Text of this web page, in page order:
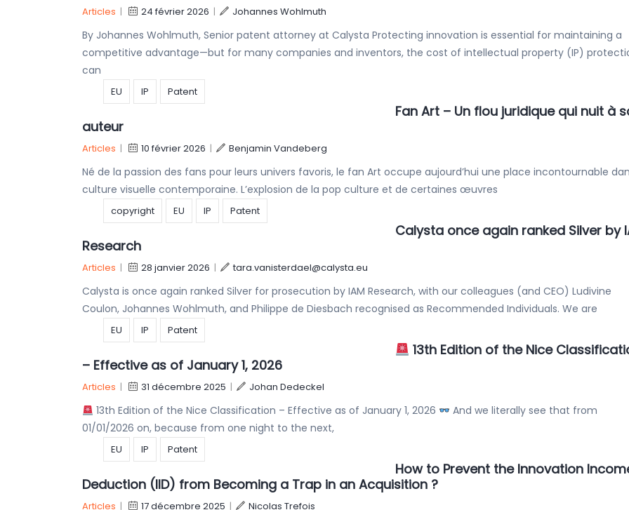
Articles | 24 février 2026 | Johannes Wohlmuth
By Johannes Wohlmuth, Senior patent attorney at Calysta Protecting innovation is essential for maintaining a
competitive advantage—but for many companies and inventors, the cost of intellectual property (IP)
can
EU IP Patent
Fan Art – Un flou juridique qui nuit à
auteur
Articles | 10 février 2026 | Benjamin Vandeberg
Né de la passion des fans pour leurs univers favoris, le fan Art occupe aujourd’hui une place incontournable
culture visuelle contemporaine. L’explosion de la pop culture et de certaines œuvres
copyright EU IP Patent
Calysta once again ranked Silver by
Research
Articles | 28 janvier 2026 | tara.vanisterdael@calysta.eu
Calysta is once again ranked Silver for prosecution by IAM Research, with our colleagues (and CEO) Ludivine
Coulon, Johannes Wohlmuth, and Philippe de Diesbach recognised as Recommended Individuals. We are
EU IP Patent
13th Edition of the Nice
– Effective as of January 1, 2026
Articles | 31 décembre 2025 | Johan Dedeckel
13th Edition of the Nice Classification – Effective as of January 1, 2026
And we literally see that from
01/01/2026 on, because from one night to the next,
EU IP Patent
How to Prevent the Innovation
Deduction (IID) from Becoming a Trap in an Acquisition ?
Articles | 17 décembre 2025 | Nicolas Trefois